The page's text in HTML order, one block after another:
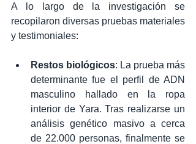
A lo largo de la investigación se
recopilaron diversas pruebas materiales
y testimoniales:
Restos biológicos: La prueba más
determinante fue el perfil de ADN
masculino hallado en la ropa
interior de Yara. Tras realizarse un
análisis genético masivo a cerca
de 22.000 personas, finalmente se